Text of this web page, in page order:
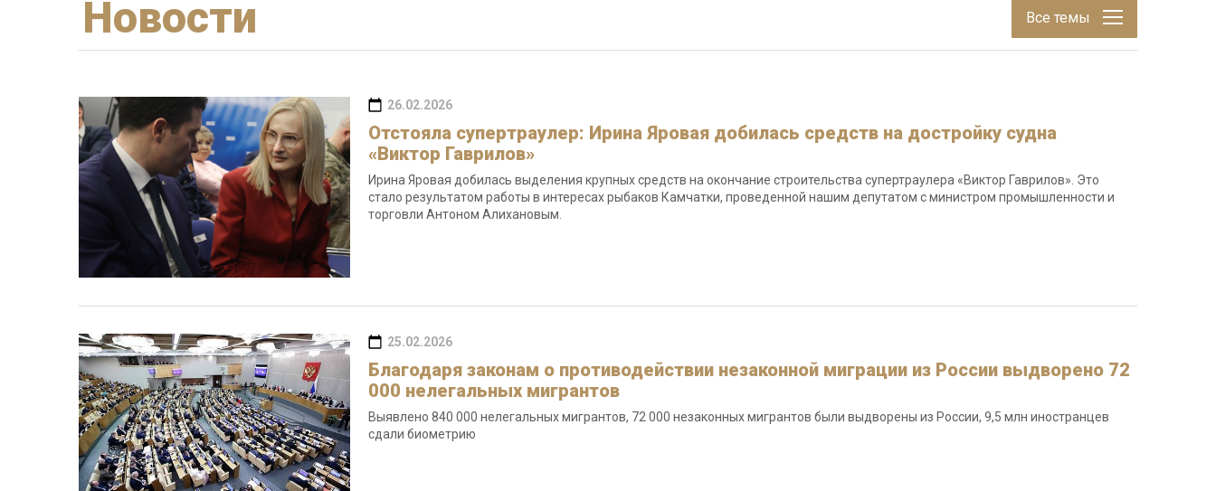
Новости Все темы
26.02.2026
Отстояла супертраулер: Ирина Яровая добилась средств на достройку судна
«Виктор Гаврилов»
Ирина Яровая добилась выделения крупных средств на окончание строительства супертраулера «Виктор Гаврилов». Это
стало результатом работы в интересах рыбаков Камчатки, проведенной нашим депутатом с министром промышленности и
торговли Антоном Алихановым.
25.02.2026
Благодаря законам о противодействии незаконной миграции из России выдворено 72
000 нелегальных мигрантов
Выявлено 840 000 нелегальных мигрантов, 72 000 незаконных мигрантов были выдворены из России, 9,5 млн иностранцев
сдали биометрию